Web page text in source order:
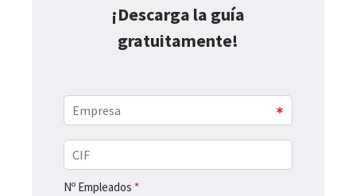
¡Descarga la guía
gratuitamente!
Nº Empleados *